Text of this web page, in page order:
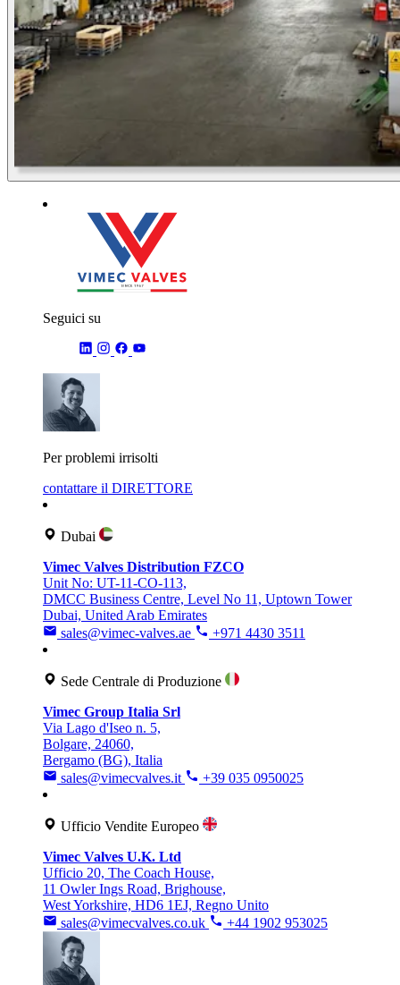
Seguici su
Per problemi irrisolti
contattare il DIRETTORE
Dubai
Vimec Valves Distribution FZCO
Unit No: UT-11-CO-113,
DMCC Business Centre, Level No 11, Uptown Tower
Dubai, United Arab Emirates
sales@vimec-valves.ae
+971 4430 3511
Sede Centrale di Produzione
Vimec Group Italia Srl
Via Lago d'Iseo n. 5,
Bolgare, 24060,
Bergamo (BG), Italia
sales@vimecvalves.it
+39 035 0950025
Ufficio Vendite Europeo
Vimec Valves U.K. Ltd
Ufficio 20, The Coach House,
11 Owler Ings Road, Brighouse,
West Yorkshire, HD6 1EJ, Regno Unito
sales@vimecvalves.co.uk
+44 1902 953025